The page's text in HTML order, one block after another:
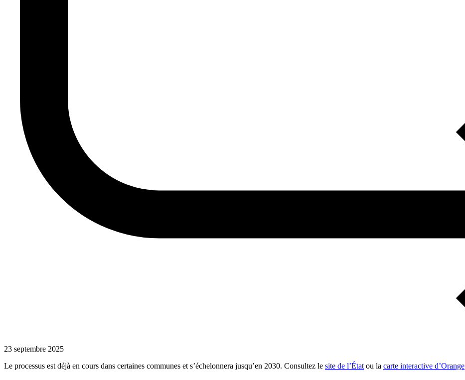
23 septembre 2025
Le processus est déjà en cours dans certaines communes et s’échelonnera jusqu’en 2030. Consultez le site de l’État ou la carte interactive d’Orange